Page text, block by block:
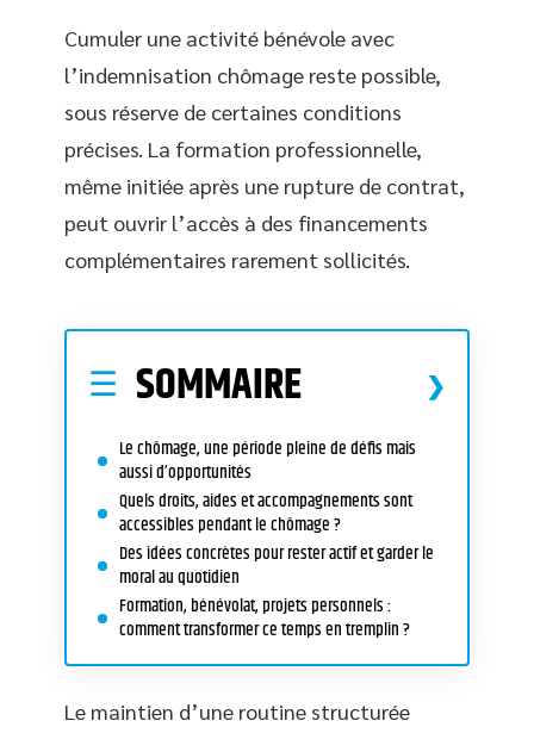
Cumuler une activité bénévole avec
l’indemnisation chômage reste possible,
sous réserve de certaines conditions
précises. La formation professionnelle,
même initiée après une rupture de contrat,
peut ouvrir l’accès à des financements
complémentaires rarement sollicités.
SOMMAIRE
Le chômage, une période pleine de défis mais
aussi d’opportunités
Quels droits, aides et accompagnements sont
accessibles pendant le chômage ?
Des idées concrètes pour rester actif et garder le
moral au quotidien
Formation, bénévolat, projets personnels :
comment transformer ce temps en tremplin ?
Le maintien d’une routine structurée